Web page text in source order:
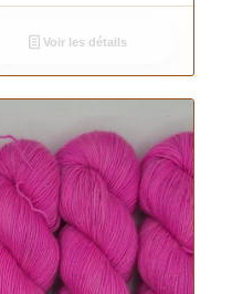
Voir les détails